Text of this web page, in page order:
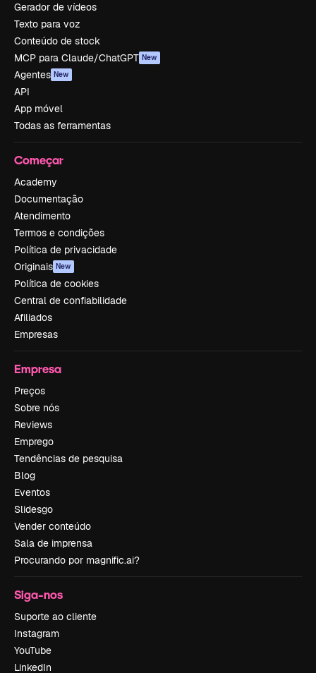
Gerador de vídeos
Texto para voz
Conteúdo de stock
MCP para Claude/ChatGPT New
Agentes New
API
App móvel
Todas as ferramentas
Começar
Academy
Documentação
Atendimento
Termos e condições
Política de privacidade
Originais New
Política de cookies
Central de confiabilidade
Afiliados
Empresas
Empresa
Preços
Sobre nós
Reviews
Emprego
Tendências de pesquisa
Blog
Eventos
Slidesgo
Vender conteúdo
Sala de imprensa
Procurando por magnific.ai?
Siga-nos
Suporte ao cliente
Instagram
YouTube
LinkedIn